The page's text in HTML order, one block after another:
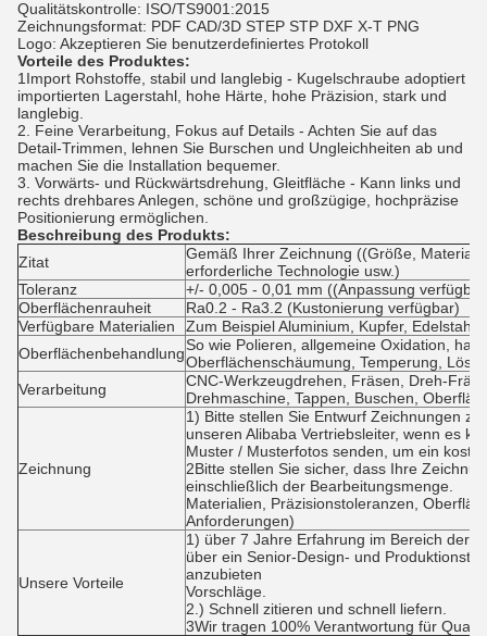
Qualitätskontrolle: ISO/TS9001:2015
Zeichnungsformat: PDF CAD/3D STEP STP DXF X-T PNG
Logo: Akzeptieren Sie benutzerdefiniertes Protokoll
Vorteile des Produktes:
1Import Rohstoffe, stabil und langlebig - Kugelschraube adoptiert
importierten Lagerstahl, hohe Härte, hohe Präzision, stark und
langlebig.
2. Feine Verarbeitung, Fokus auf Details - Achten Sie auf das
Detail-Trimmen, lehnen Sie Burschen und Ungleichheiten ab und
machen Sie die Installation bequemer.
3. Vorwärts- und Rückwärtsdrehung, Gleitfläche - Kann links und
rechts drehbares Anlegen, schöne und großzügige, hochpräzise
Positionierung ermöglichen.
Beschreibung des Produkts:
Zitat
Gemäß Ihrer Zeichnung ((Größe, Material,
erforderliche Technologie usw.)
Toleranz
+/- 0,005 - 0,01 mm ((Anpassung
Oberflächenrauheit
Ra0.2 - Ra3.2 (Kustonierung verfügbar)
Verfügbare Materialien
Zum Beispiel Aluminium, Kupfer, Edelstahl,
OberflächenbehandlungSo wie Polieren, allgemeine Oxidation,
Oberflächenschäumung, Temperung,
Verarbeitung
CNC-Werkzeugdrehen, Fräsen, Dreh-
Drehmaschine, Tappen, Buschen,
Zeichnung
1) Bitte stellen Sie Entwurf Zeichnungen
unseren Alibaba Vertriebsleiter, wenn es
Muster / Musterfotos senden, um ein
2Bitte stellen Sie sicher, dass Ihre
einschließlich der Bearbeitungsmenge.
Materialien, Präzisionstoleranzen,
Anforderungen)
Unsere Vorteile
1) über 7 Jahre Erfahrung im Bereich der
über ein Senior-Design- und
anzubieten
Vorschläge.
2.) Schnell zitieren und schnell liefern.
3Wir tragen 100% Verantwortung für